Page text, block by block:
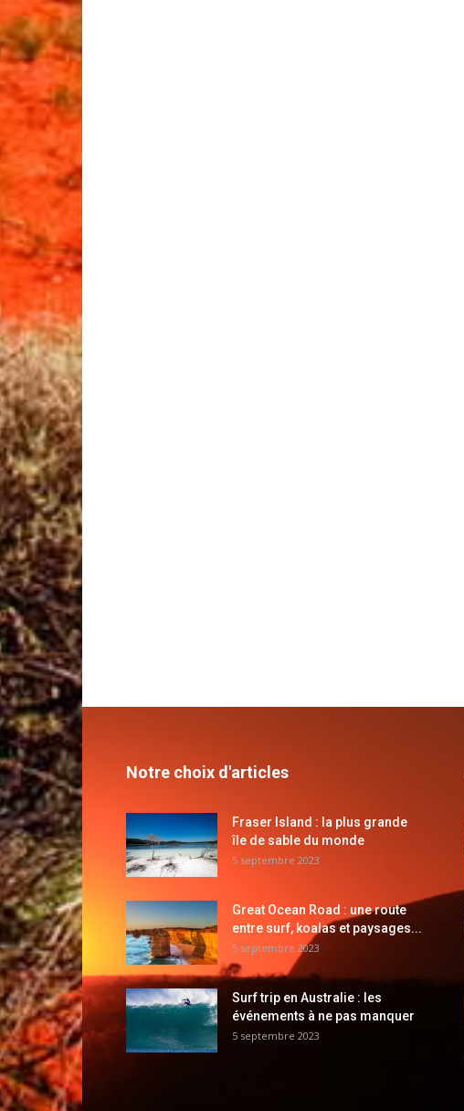
Notre choix d'articles
Fraser Island : la plus grande
île de sable du monde
5 septembre 2023
Great Ocean Road : une route
entre surf, koalas et paysages...
5 septembre 2023
Surf trip en Australie : les
événements à ne pas manquer
5 septembre 2023